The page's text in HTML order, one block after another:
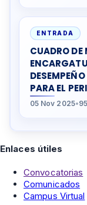
ENTRADA
CUADRO DE
PARA EL
05 Nov 2025•
Enlaces útiles
Convocatorias
Comunicados
Campus Virtual